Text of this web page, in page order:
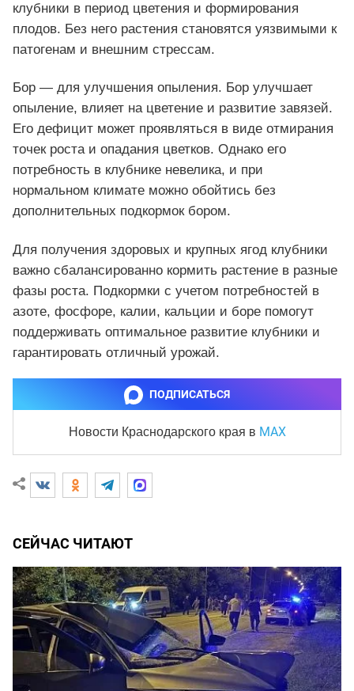
клубники в период цветения и формирования
плодов. Без него растения становятся уязвимыми к
патогенам и внешним стрессам.
Бор — для улучшения опыления. Бор улучшает
опыление, влияет на цветение и развитие завязей.
Его дефицит может проявляться в виде отмирания
точек роста и опадания цветков. Однако его
потребность в клубнике невелика, и при
нормальном климате можно обойтись без
дополнительных подкормок бором.
Для получения здоровых и крупных ягод клубники
важно сбалансированно кормить растение в разные
фазы роста. Подкормки с учетом потребностей в
азоте, фосфоре, калии, кальции и боре помогут
поддерживать оптимальное развитие клубники и
гарантировать отличный урожай.
ПОДПИСАТЬСЯ
Новости Краснодарского края в MAX
СЕЙЧАС ЧИТАЮТ